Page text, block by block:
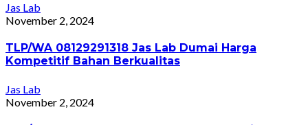
Jas Lab
November 2, 2024
TLP/WA 08129291318 Jas Lab Dumai Harga
Kompetitif Bahan Berkualitas
Jas Lab
November 2, 2024